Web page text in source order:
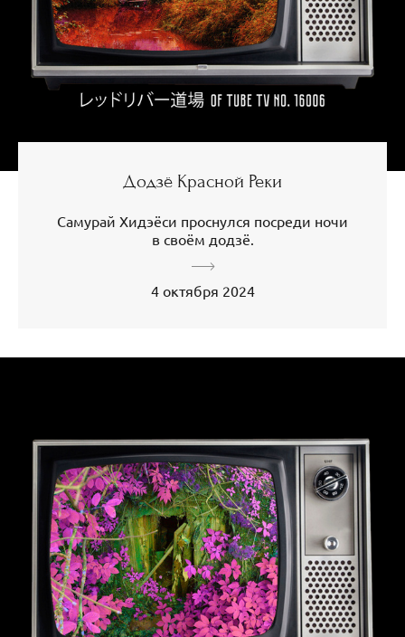
Додзё Красной Реки
Самурай Хидэёси проснулся посреди ночи
в своём додзё.
4 октября 2024